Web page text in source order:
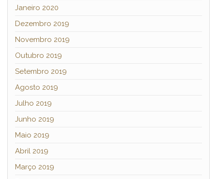
Janeiro 2020
Dezembro 2019
Novembro 2019
Outubro 2019
Setembro 2019
Agosto 2019
Julho 2019
Junho 2019
Maio 2019
Abril 2019
Março 2019